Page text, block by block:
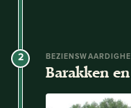
2
Barakken